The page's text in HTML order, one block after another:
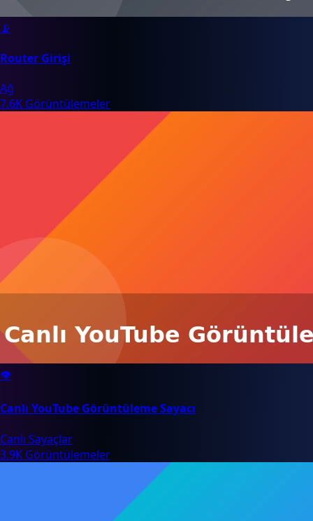
📡
Router Girişi
Ağ
7.6K Görüntülemeler
👁️
Canlı YouTube Görüntüleme Sayacı
Canlı Sayaçlar
3.9K Görüntülemeler